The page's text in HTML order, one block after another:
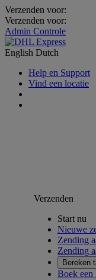
Verzenden voor:
Verzenden voor:
Admin Controle
English Dutch
Help en Support
Vind een locatie
Verzenden
Start nu
Nieuwe
Zending
Zending
Bereken
Boek